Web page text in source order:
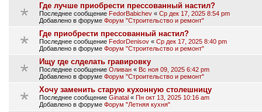
Где лучше приобрести прессованный настил?
Последнее сообщение FedorBabichev « Ср дек 17, 2025 8:54 pm
Добавлено в форуме Форум "Строительство и ремонт"
Где приобрести прессованный настил?
Последнее сообщение FedorDenisov « Ср дек 17, 2025 8:40 pm
Добавлено в форуме Форум "Строительство и ремонт"
Ищу где слделать гравировку
Последнее сообщение Оливан « Вс ноя 09, 2025 6:42 pm
Добавлено в форуме Форум "Строительство и ремонт"
Хочу заменить старую кухонную столешницу
Последнее сообщение Ginatal « Пн окт 13, 2025 10:16 am
Добавлено в форуме Форум "Летняя кухня"